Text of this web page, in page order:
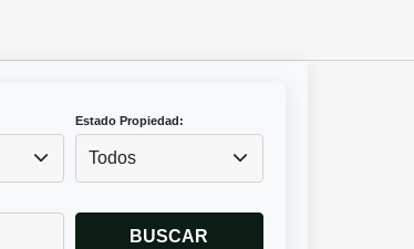
Estado Propiedad:
Todos
BUSCAR